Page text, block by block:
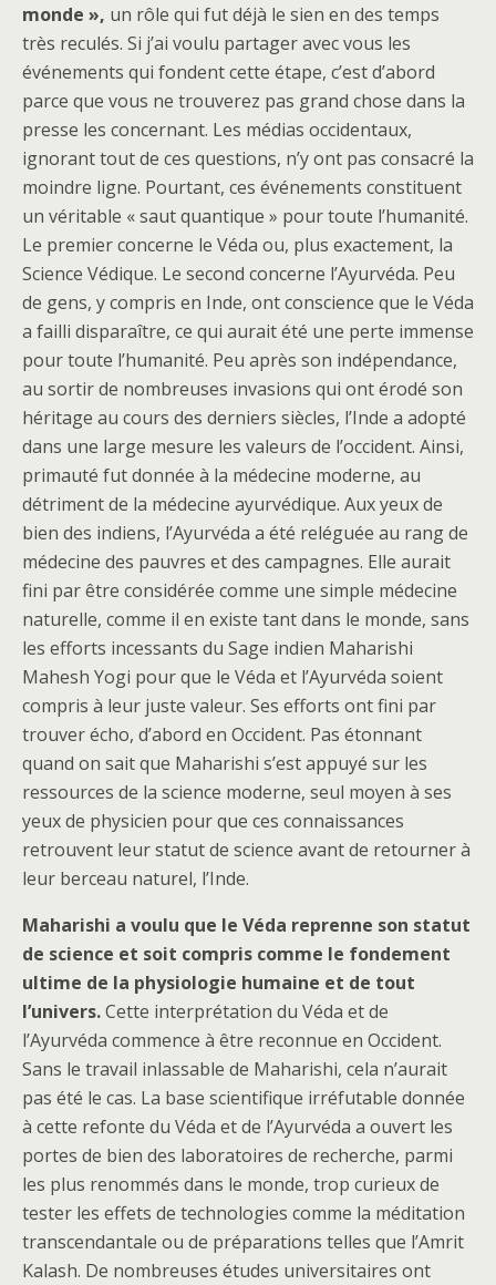
monde », un rôle qui fut déjà le sien en des temps
très reculés. Si j’ai voulu partager avec vous les
événements qui fondent cette étape, c’est d’abord
parce que vous ne trouverez pas grand chose dans la
presse les concernant. Les médias occidentaux,
ignorant tout de ces questions, n’y ont pas consacré la
moindre ligne. Pourtant, ces événements constituent
un véritable « saut quantique » pour toute l’humanité.
Le premier concerne le Véda ou, plus exactement, la
Science Védique. Le second concerne l’Ayurvéda. Peu
de gens, y compris en Inde, ont conscience que le Véda
a failli disparaître, ce qui aurait été une perte immense
pour toute l’humanité. Peu après son indépendance,
au sortir de nombreuses invasions qui ont érodé son
héritage au cours des derniers siècles, l’Inde a adopté
dans une large mesure les valeurs de l’occident. Ainsi,
primauté fut donnée à la médecine moderne, au
détriment de la médecine ayurvédique. Aux yeux de
bien des indiens, l’Ayurvéda a été reléguée au rang de
médecine des pauvres et des campagnes. Elle aurait
fini par être considérée comme une simple médecine
naturelle, comme il en existe tant dans le monde, sans
les efforts incessants du Sage indien Maharishi
Mahesh Yogi pour que le Véda et l’Ayurvéda soient
compris à leur juste valeur. Ses efforts ont fini par
trouver écho, d’abord en Occident. Pas étonnant
quand on sait que Maharishi s’est appuyé sur les
ressources de la science moderne, seul moyen à ses
yeux de physicien pour que ces connaissances
retrouvent leur statut de science avant de retourner à
leur berceau naturel, l’Inde.
Maharishi a voulu que le Véda reprenne son statut
de science et soit compris comme le fondement
ultime de la physiologie humaine et de tout
l’univers.Cette interprétation du Véda et de
l’Ayurvéda commence à être reconnue en Occident.
Sans le travail inlassable de Maharishi, cela n’aurait
pas été le cas. La base scientifique irréfutable donnée
à cette refonte du Véda et de l’Ayurvéda a ouvert les
portes de bien des laboratoires de recherche, parmi
les plus renommés dans le monde, trop curieux de
tester les effets de technologies comme la méditation
transcendantale ou de préparations telles que l’Amrit
Kalash. De nombreuses études universitaires ont